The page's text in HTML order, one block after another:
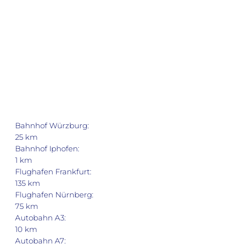
Bahnhof Würzburg:
25 km
Bahnhof Iphofen:
1 km
Flughafen Frankfurt:
135 km
Flughafen Nürnberg:
75 km
Autobahn A3:
10 km
Autobahn A7: